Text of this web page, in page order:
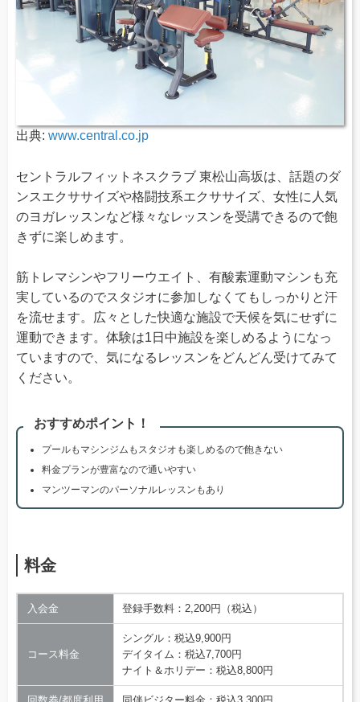
出典: www.central.co.jp
セントラルフィットネスクラブ 東松山高坂は、話題のダ
ンスエクササイズや格闘技系エクササイズ、女性に人気
のヨガレッスンなど様々なレッスンを受講できるので飽
きずに楽しめます。
筋トレマシンやフリーウエイト、有酸素運動マシンも充
実しているのでスタジオに参加しなくてもしっかりと汗
を流せます。広々とした快適な施設で天候を気にせずに
運動できます。体験は1日中施設を楽しめるようになっ
ていますので、気になるレッスンをどんどん受けてみて
ください。
おすすめポイント！
プールもマシンジムもスタジオも楽しめるので飽きない
料金プランが豊富なので通いやすい
マンツーマンのパーソナルレッスンもあり
料金
入会金 登録手数料：2,200円（税込）
コース料金
シングル：税込9,900円
デイタイム：税込7,700円
ナイト＆ホリデー：税込8,800円